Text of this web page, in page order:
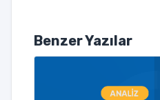
Benzer Yazılar